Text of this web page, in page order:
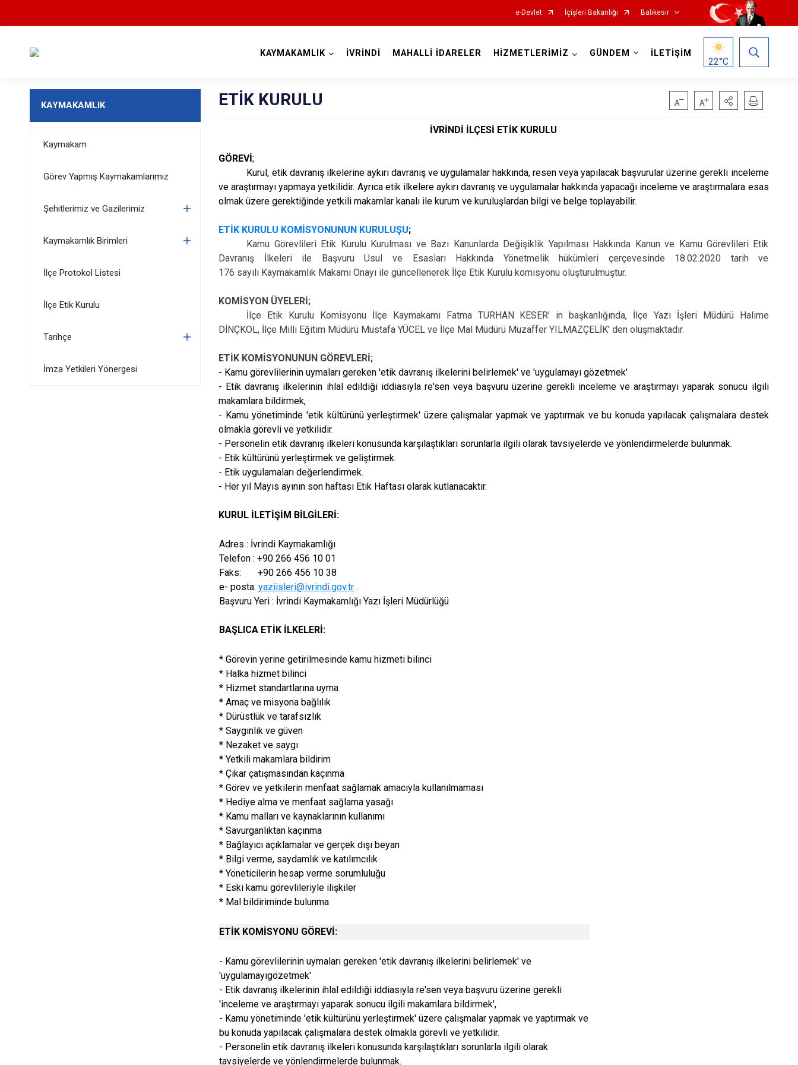
e-Devlet İçişleri Bakanlığı Balıkesir
Balya
Bandırma
Burhaniye
Dursunbey
Edremit
Gömeç
İvrindi
Kepsut
Marmara
Savaştepe
Sındırgı
Karesi
Altıeylül
KAYMAKAMLIK İVRİNDİ MAHALLİ İDARELER HİZMETLERİMİZ GÜNDEM İLETİŞİM
22°C
KAYMAKAMLIK
Kaymakam
Görev Yapmış Kaymakamlarımız
Şehitlerimiz ve Gazilerimiz
Kaymakamlık Birimleri
İlçe Protokol Listesi
İlçe Etik Kurulu
Tarihçe
İmza Yetkileri Yönergesi
ETİK KURULU
İVRİNDİ İLÇESİ ETİK KURULU
GÖREVİ;
Kurul, etik davranış ilkelerine aykırı davranış ve uygulamalar hakkında, resen veya yapılacak başvurular üzerine gerekli inceleme
ve araştırmayı yapmaya yetkilidir. Ayrıca etik ilkelere aykırı davranış ve uygulamalar hakkında yapacağı inceleme ve araştırmalara esas
olmak üzere gerektiğinde yetkili makamlar kanalı ile kurum ve kuruluşlardan bilgi ve belge toplayabilir.
ETİK KURULU KOMİSYONUNUN KURULUŞU;
Kamu Görevlileri Etik Kurulu Kurulması ve Bazı Kanunlarda Değişiklik Yapılması Hakkında Kanun ve Kamu Görevlileri Etik
Davranış İlkeleri ile Başvuru Usul ve Esasları Hakkında Yönetmelik hükümleri çerçevesinde 18.02.2020 tarih ve
176 sayılı Kaymakamlık Makamı Onayı ile güncellenerek İlçe Etik Kurulu komisyonu oluşturulmuştur.
KOMİSYON ÜYELERİ;
İlçe Etik Kurulu Komisyonu İlçe Kaymakamı Fatma TURHAN KESER’ in başkanlığında, İlçe Yazı İşleri Müdürü Halime
DİNÇKOL, İlçe Milli Eğitim Müdürü Mustafa YÜCEL ve İlçe Mal Müdürü Muzaffer YILMAZÇELİK' den oluşmaktadır.
ETİK KOMİSYONUNUN GÖREVLERİ;
- Kamu görevlilerinin uymaları gereken 'etik davranış ilkelerini belirlemek' ve 'uygulamayı gözetmek'
- Etik davranış ilkelerinin ihlal edildiği iddiasıyla re'sen veya başvuru üzerine gerekli inceleme ve araştırmayı yaparak sonucu ilgili
makamlara bildirmek,
- Kamu yönetiminde 'etik kültürünü yerleştirmek' üzere çalışmalar yapmak ve yaptırmak ve bu konuda yapılacak çalışmalara destek
olmakla görevli ve yetkilidir.
- Personelin etik davranış ilkeleri konusunda karşılaştıkları sorunlarla ilgili olarak tavsiyelerde ve yönlendirmelerde bulunmak.
- Etik kültürünü yerleştirmek ve geliştirmek.
- Etik uygulamaları değerlendirmek.
- Her yıl Mayıs ayının son haftası Etik Haftası olarak kutlanacaktır.
KURUL İLETİŞİM BİLGİLERİ:
Adres : İvrindi Kaymakamlığı
Telefon : +90 266 456 10 01
Faks: +90 266 456 10 38
e- posta:yaziisleri@ivrindi.gov.tr .
Başvuru Yeri : İvrindi Kaymakamlığı Yazı İşleri Müdürlüğü
BAŞLICA ETİK İLKELERİ:
* Görevin yerine getirilmesinde kamu hizmeti bilinci
* Halka hizmet bilinci
* Hizmet standartlarına uyma
* Amaç ve misyona bağlılık
* Dürüstlük ve tarafsızlık
* Saygınlık ve güven
* Nezaket ve saygı
* Yetkili makamlara bildirim
* Çıkar çatışmasından kaçınma
* Görev ve yetkilerin menfaat sağlamak amacıyla kullanılmaması
* Hediye alma ve menfaat sağlama yasağı
* Kamu malları ve kaynaklarının kullanımı
* Savurganlıktan kaçınma
* Bağlayıcı açıklamalar ve gerçek dışı beyan
* Bilgi verme, saydamlık ve katılımcılık
* Yöneticilerin hesap verme sorumluluğu
* Eski kamu görevlileriyle ilişkiler
* Mal bildiriminde bulunma
ETİK KOMİSYONU GÖREVİ:
- Kamu görevlilerinin uymaları gereken 'etik davranış ilkelerini belirlemek' ve
'uygulamayıgözetmek'
- Etik davranış ilkelerinin ihlal edildiği iddiasıyla re'sen veya başvuru üzerine gerekli
'inceleme ve araştırmayı yaparak sonucu ilgili makamlara bildirmek',
- Kamu yönetiminde 'etik kültürünü yerleştirmek' üzere çalışmalar yapmak ve yaptırmak ve
bu konuda yapılacak çalışmalara destek olmakla görevli ve yetkilidir.
- Personelin etik davranış ilkeleri konusunda karşılaştıkları sorunlarla ilgili olarak
tavsiyelerde ve yönlendirmelerde bulunmak.